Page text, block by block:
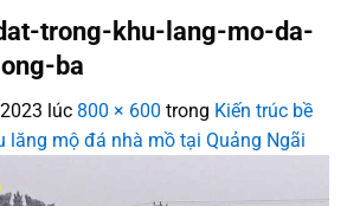
trong-khu-lang-mo-da-
ba
lúc 800 × 600 trong Kiến trúc bề
lăng mộ đá nhà mồ tại Quảng Ngãi